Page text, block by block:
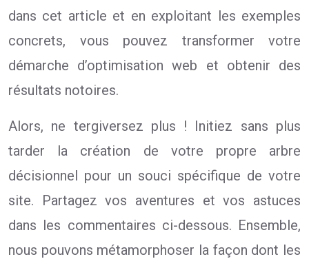
dans cet article et en exploitant les exemples
concrets, vous pouvez transformer votre
démarche d’optimisation web et obtenir des
résultats notoires.
Alors, ne tergiversez plus ! Initiez sans plus
tarder la création de votre propre arbre
décisionnel pour un souci spécifique de votre
site. Partagez vos aventures et vos astuces
dans les commentaires ci-dessous. Ensemble,
nous pouvons métamorphoser la façon dont les